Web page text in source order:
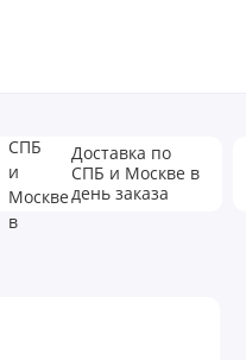
Доставка по
СПБ и Москве в
день заказа